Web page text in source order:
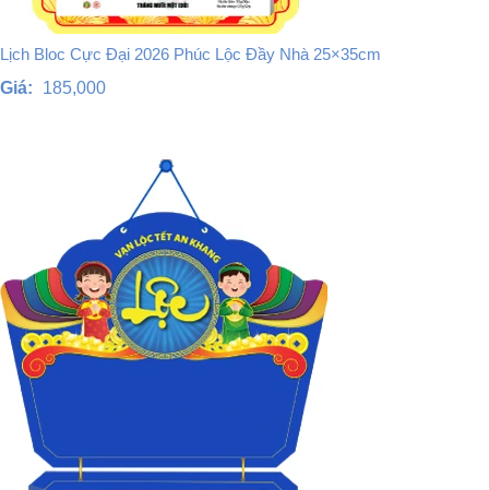
Lịch Bloc Cực Đại 2026 Phúc Lộc Đầy Nhà 25×35cm
Giá:
185,000